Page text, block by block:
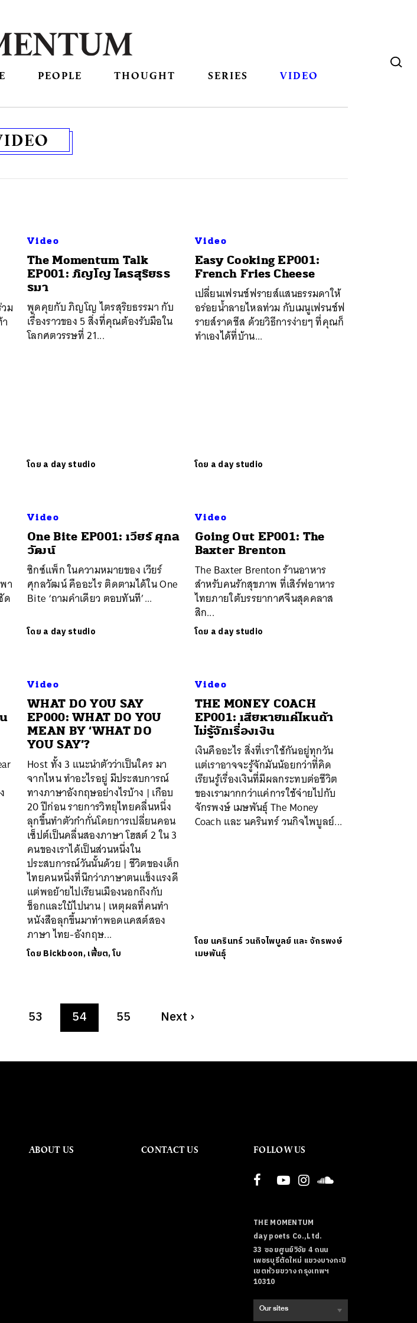
PEOPLE THOUGHT SERIES VIDEO
ม
Video
The Momentum Talk
EP001: ภิญโญ ไตรสุริยธร
รมา
พูดคุยกับ ภิญโญ ไตรสุริยธรรมา กับ
เรื่องราวของ 5 สิ่งที่คุณต้องรับมือใน
โลกศตวรรษที่ 21...
โดย a day studio
Video
Easy Cooking EP001:
French Fries Cheese
เปลี่ยนเฟรนช์ฟรายส์แสนธรรมดาให้
อร่อยน้ำลายไหลท่วม กับเมนูเฟรนช์ฟ
รายส์ราดชีส ด้วยวิธีการง่ายๆ ที่คุณก็
ทำเองได้ที่บ้าน...
โดย a day studio
า
ด
Video
One Bite EP001: เวียร์ ศุกล
วัฒน์
ซิกซ์แพ็ก ในความหมายของ เวียร์
ศุกลวัฒน์ คืออะไร ติดตามได้ใน One
Bite ‘ถามคำเดียว ตอบทันที’...
โดย a day studio
Video
Going Out EP001: The
Baxter Brenton
The Baxter Brenton ร้านอาหาร
สำหรับคนรักสุขภาพ ที่เสิร์ฟอาหาร
ไทยภายใต้บรรยากาศจีนสุดคลาส
สิก...
โดย a day studio
Video
WHAT DO YOU SAY
EP000: WHAT DO YOU
MEAN BY ‘WHAT DO
YOU SAY’?
Host ทั้ง 3 แนะนำตัวว่าเป็นใคร มา
จากไหน ทำอะไรอยู่ มีประสบการณ์
ทางภาษาอังกฤษอย่างไรบ้าง | เกือบ
20 ปีก่อน รายการวิทยุไทยคลื่นหนึ่ง
ลุกขึ้นทำตัวก๋ากั่นโดยการเปลี่ยนคอน
เซ็ปต์เป็นคลื่นสองภาษา โฮสต์ 2 ใน 3
คนของเราได้เป็นส่วนหนึ่งใน
ประสบการณ์วันนั้นด้วย | ชีวิตของเด็ก
ไทยคนหนึ่งที่นึกว่าภาษาตนแข็งแรงดี
แต่พอย้ายไปเรียนเมืองนอกถึงกับ
ช็อกและใบ้ไปนาน | เหตุผลที่คนทำ
หนังสือลุกขึ้นมาทำพอดแคสต์สอง
ภาษา ไทย-อังกฤษ...
โดย Bickboon, เฟี้ยต, โบ
Video
THE MONEY COACH
EP001: เสียหายแค่ไหนถ้า
ไม่รู้จักเรื่องเงิน
เงินคืออะไร สิ่งที่เราใช้กันอยู่ทุกวัน
แต่เราอาจจะรู้จักมันน้อยกว่าที่คิด
เรียนรู้เรื่องเงินที่มีผลกระทบต่อชีวิต
ของเรามากกว่าแค่การใช้จ่ายไปกับ
จักรพงษ์ เมษพันธุ์ The Money
Coach และ นครินทร์ วนกิจไพบูลย์...
โดย นครินทร์ วนกิจไพบูลย์ และ จักรพงษ์
เมษพันธุ์
53 54 55 Next›
ABOUT US CONTACT US FOLLOW US
THE MOMENTUM
day poets Co.,Ltd.
33 ซอยศูนย์วิจัย 4 ถนน
เพชรบุรีตัดใหม่ แขวงบางกะปิ
เขตห้วยขวาง กรุงเทพฯ
10310
LINE EMAIL